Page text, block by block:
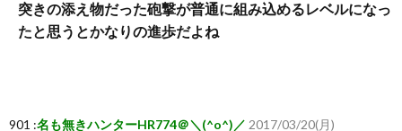
突きの添え物だった砲撃が普通に組み込めるレベルになっ
たと思うとかなりの進歩だよね
901 :名も無きハンターHR774＠＼(^o^)／ 2017/03/20(月)